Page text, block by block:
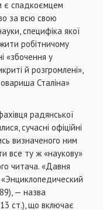
є спадкоємцем
за всю свою
специфіка якої
робітничому
«збочення у
й розгромлені»,
Сталіна»
радянської
сучасні офіційні
визначеного ним
все ту ж «наукову»
читача. «Давня
— назва
ст.), що включає